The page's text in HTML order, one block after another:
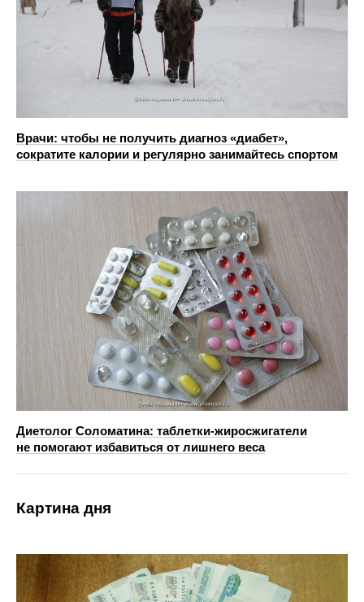
Врачи: чтобы не получить диагноз «диабет»,
сократите калории и регулярно занимайтесь спортом
Диетолог Соломатина: таблетки-жиросжигатели
не помогают избавиться от лишнего веса
Картина дня